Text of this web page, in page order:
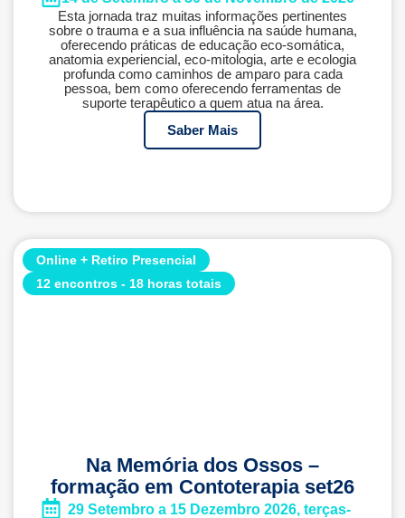
Esta jornada traz muitas informações pertinentes
sobre o trauma e a sua influência na saúde humana,
oferecendo práticas de educação eco-somática,
anatomia experiencial, eco-mitologia, arte e ecologia
profunda como caminhos de amparo para cada
pessoa, bem como oferecendo ferramentas de
suporte terapêutico a quem atua na área.
Saber Mais
Online + Retiro Presencial
12 encontros - 18 horas totais
Na Memória dos Ossos –
formação em Contoterapia set26
29 Setembro a 15 Dezembro 2026, terças-